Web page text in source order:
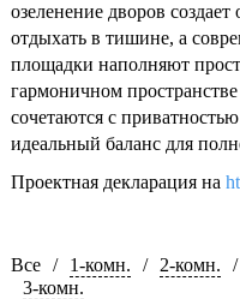
озеленение дворов
отдыхать в тишине, а
площадки наполняют
гармоничном пространстве
сочетаются с
идеальный баланс для
Проектная декларация на
Все / 1-комн. / 2-комн.
/
3-комн.